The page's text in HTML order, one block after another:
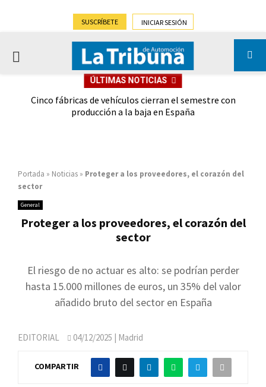
SUSCRÍBETE INICIAR SESIÓN
PRIMARY
ÚLTIMAS NOTICIAS
Cinco fábricas de vehículos cierran el semestre con
producción a la baja en España
Portada » Noticias » Proteger a los proveedores, el corazón del
sector
General
Proteger a los proveedores, el corazón del
sector
El riesgo de no actuar es alto: se podrían perder
hasta 15.000 millones de euros, un 35% del valor
añadido bruto del sector en España
EDITORIAL 04/12/2025 | Madrid
COMPARTIR